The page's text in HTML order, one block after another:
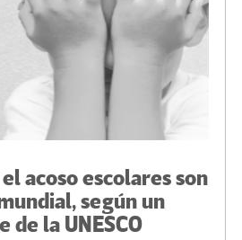
acoso escolares son
según un
la UNESCO